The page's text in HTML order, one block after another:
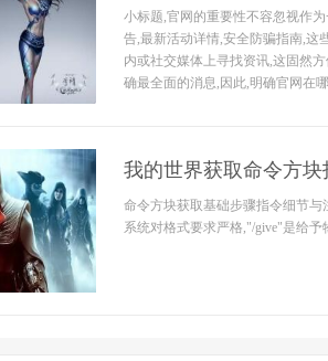
小标题,官网的重要性不容忽视作
告,最新活动详情,安全防骗指南,这
内或社交媒体上寻找资讯,这固然
确最全面的消息,因此,明确官网在
我的世界获取命令方
命令方块获取基础步骤指令细节
系统对格式要求严格,"/give"是给予